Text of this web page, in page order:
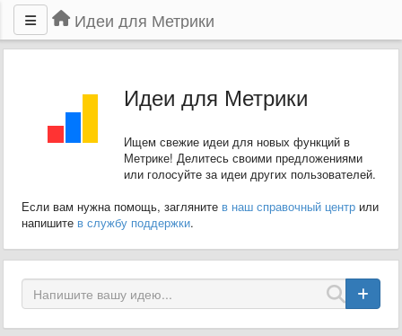
Идеи для Метрики
Идеи для Метрики
Ищем свежие идеи для новых функций в
Метрике! Делитесь своими предложениями
или голосуйте за идеи других пользователей.
Если вам нужна помощь, загляните в наш справочный центр или
напишите в службу поддержки.